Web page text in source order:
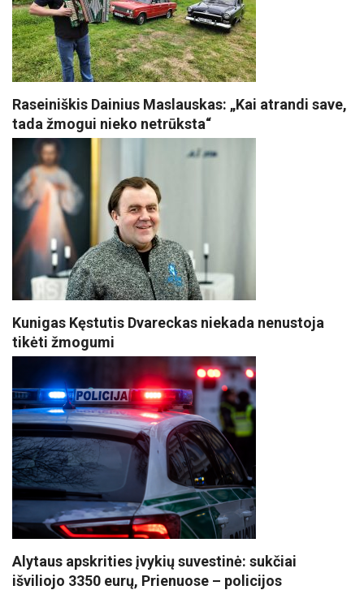
Raseiniškis Dainius Maslauskas: „Kai atrandi save,
tada žmogui nieko netrūksta“
Kunigas Kęstutis Dvareckas niekada nenustoja
tikėti žmogumi
Alytaus apskrities įvykių suvestinė: sukčiai
išviliojo 3350 eurų, Prienuose – policijos